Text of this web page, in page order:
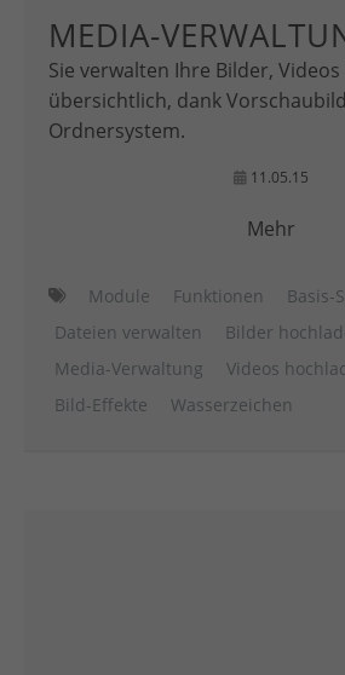
MEDIA-
Sie verwalten Ihre Bilder,
übersichtlich, dank
Ordnersystem.
11.05.15
Mehr
Module Funktionen
Basis-
Dateien verwalten
Bilder
Media-Verwaltung
Videos
Bild-Effekte
Wasserzeichen